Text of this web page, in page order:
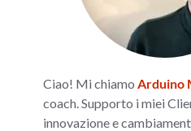
Ciao! Mi chiamo Arduino
coach. Supporto i miei
innovazione e